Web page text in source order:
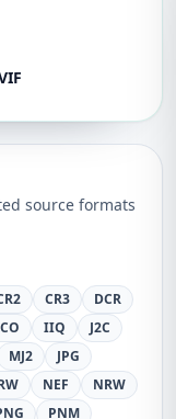
source formats
CR3
DCR
IIQ
J2C
MJ2
JPG
NEF
NRW
PNM